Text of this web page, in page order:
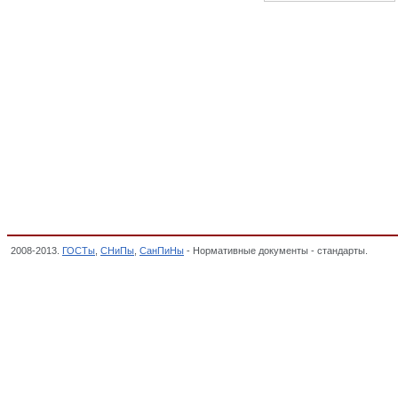
2008-2013. ГОСТы СНиПы СанПиНы - Нормативные документы - стандарты.